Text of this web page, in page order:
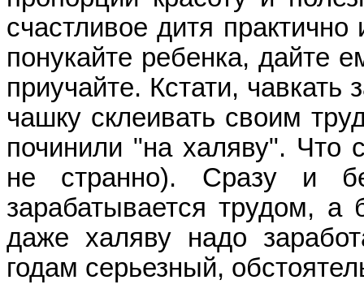
счастливое дитя
понукайте ребенка, дайте
приучайте. Кстати,
чашку склеивать своим
починили "на халяву". Что
не странно). Сразу и
зарабатывается трудом, а
даже халяву надо
годам серьезный,